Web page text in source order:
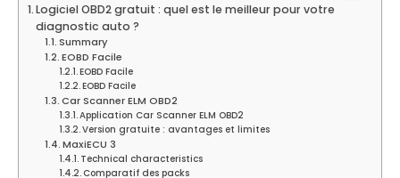
Logiciel OBD2 gratuit : quel est le meilleur pour votre
diagnostic auto ?
Summary
EOBD Facile
EOBD Facile
EOBD Facile
Car Scanner ELM OBD2
Application Car Scanner ELM OBD2
Version gratuite : avantages et limites
MaxiECU 3
Technical characteristics
Comparatif des packs